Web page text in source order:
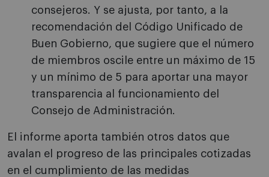
consejeros. Y se ajusta, por tanto, a la
recomendación del Código Unificado de
Buen Gobierno, que sugiere que el número
de miembros oscile entre un máximo de 15
y un mínimo de 5 para aportar una mayor
transparencia al funcionamiento del
Consejo de Administración.
El informe aporta también otros datos que
avalan el progreso de las principales cotizadas
en el cumplimiento de las medidas